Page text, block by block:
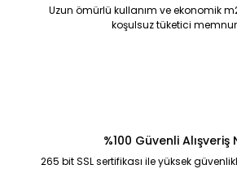
Uzun ömürlü kullanım ve ekonomik
koşulsuz tüketici
%100 Güvenli Alışveriş
265 bit SSL sertifikası ile yüksek